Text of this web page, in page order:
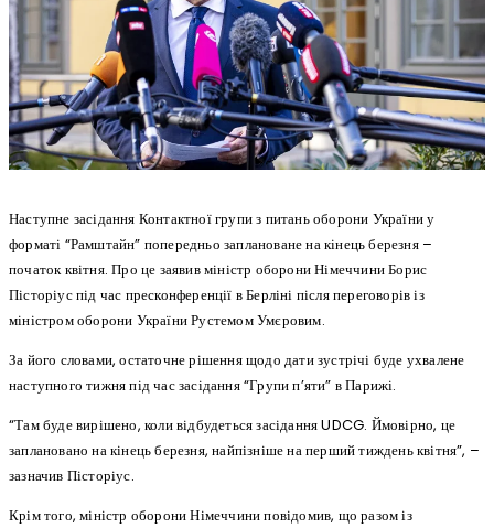
Наступне засідання Контактної групи з питань оборони України у
форматі “Рамштайн” попередньо заплановане на кінець березня –
початок квітня. Про це заявив міністр оборони Німеччини Борис
Пісторіус під час пресконференції в Берліні після переговорів із
міністром оборони України Рустемом Умєровим.
За його словами, остаточне рішення щодо дати зустрічі буде ухвалене
наступного тижня під час засідання “Групи п’яти” в Парижі.
“Там буде вирішено, коли відбудеться засідання UDCG. Ймовірно, це
заплановано на кінець березня, найпізніше на перший тиждень квітня”, –
зазначив Пісторіус.
Крім того, міністр оборони Німеччини повідомив, що разом із